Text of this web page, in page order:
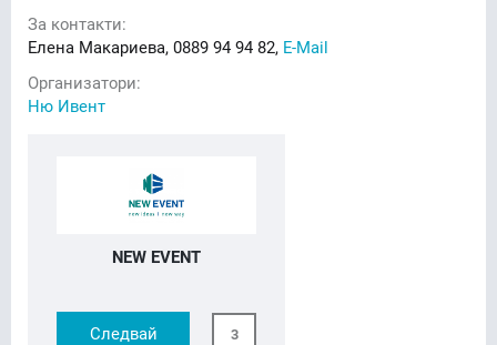
За контакти:
Елена Макариева, 0889 94 94 82, E-Mail
Организатори:
Ню Ивент
NEW EVENT
Следвай 3